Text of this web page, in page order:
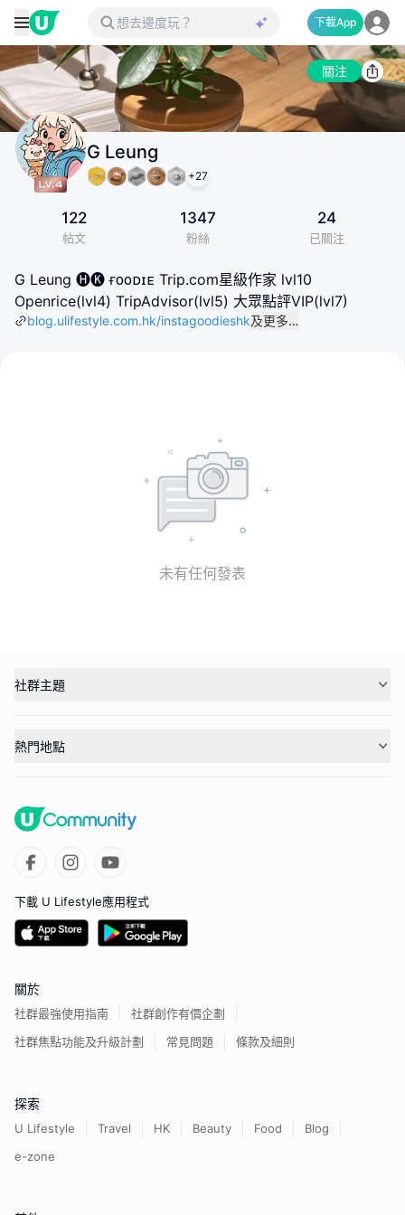
下載App
關注
G Leung
+27
122
帖文
1347
粉絲
24
已關注
G Leung 🅗🅚 ғᴏᴏᴅɪᴇ Trip.com星級作家 lvl10
Openrice(lvl4) TripAdvisor(lvl5) 大眾點評VIP(lvl7)
blog.ulifestyle.com.hk/instagoodieshk及更多…
未有任何發表
社群主題
熱門地點
下載 U Lifestyle應用程式
關於
社群最強使用指南
社群創作有價企劃
社群焦點功能及升級計劃
常見問題 條款及細則
探索
U Lifestyle Travel HK Beauty Food
Blog
e-zone